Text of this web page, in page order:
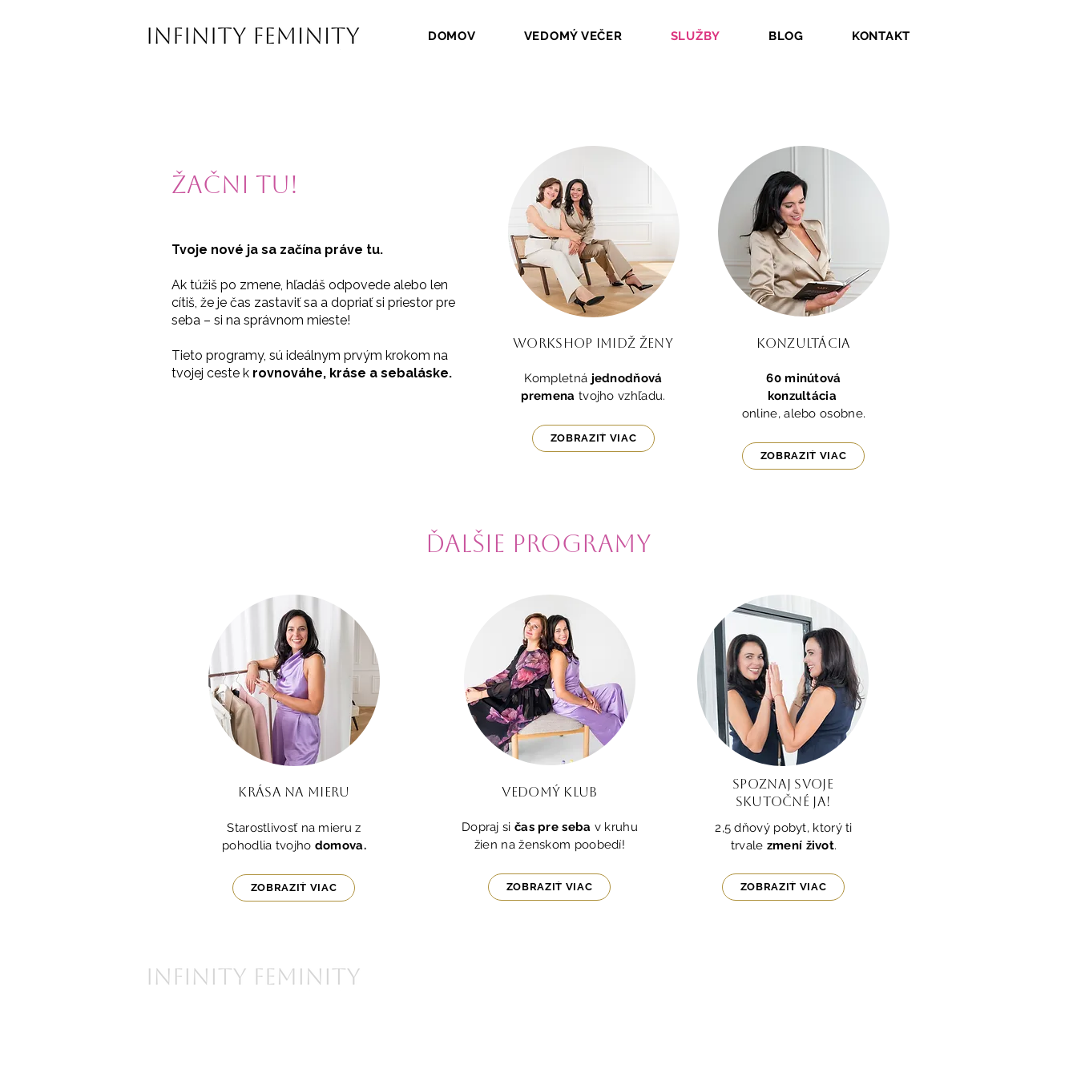
DOMOV VEDOMÝ VEČER SLUŽBY BLOG KONTAKT
Tvoje nové ja sa začína práve tu.
Ak túžiš po zmene, hľadáš odpovede alebo len
cítiš, že je čas zastaviť sa a dopriať si priestor pre
seba – si na správnom mieste!
Tieto programy, sú ideálnym prvým krokom na
tvojej ceste k rovnováhe, kráse a sebaláske.
workshop imidž ženy
Kompletná jednodňová
premena tvojho vzhľadu.
ZOBRAZIŤ VIAC
KONZULTÁCIA
60 minútová
konzultácia
online, alebo osobne.
ZOBRAZIŤ VIAC
Žačni tu!
​Ďalšie programy
KRása na mieru
Starostlivosť na mieru z
pohodlia tvojho domova.
ZOBRAZIŤ VIAC
Vedomý klub
Dopraj si čas pre seba v kruhu
žien na ženskom poobedí!
ZOBRAZIŤ VIAC
SPOZNAJ svoje
skutočné ja!
2,5 dňový pobyt, ktorý ti
trvale zmení život.
ZOBRAZIŤ VIAC